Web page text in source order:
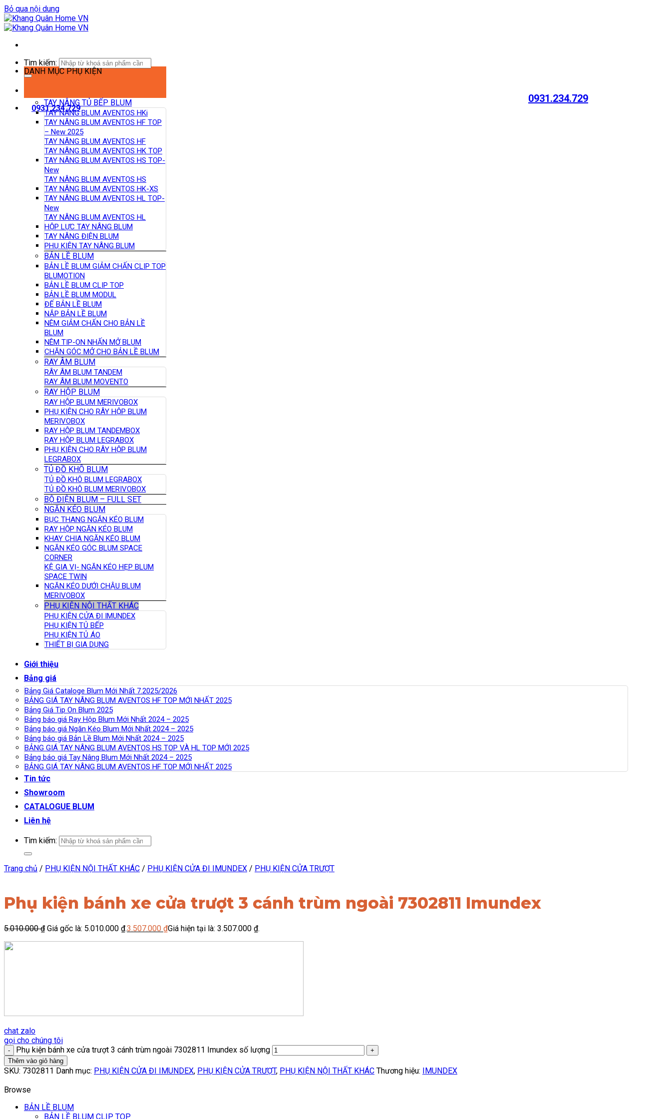
Bỏ qua nội dung
Tìm kiếm:
0931.234.729
0931.234.729
DANH MỤC PHỤ KIỆN
TAY NÂNG TỦ BẾP BLUM
TAY NÂNG BLUM AVENTOS HKi
TAY NÂNG BLUM AVENTOS HF TOP
– New 2025
TAY NÂNG BLUM AVENTOS HF
TAY NÂNG BLUM AVENTOS HK TOP
TAY NÂNG BLUM AVENTOS HS TOP-
New
TAY NÂNG BLUM AVENTOS HS
TAY NÂNG BLUM AVENTOS HK-XS
TAY NÂNG BLUM AVENTOS HL TOP-
New
TAY NÂNG BLUM AVENTOS HL
HỘP LỰC TAY NÂNG BLUM
TAY NÂNG ĐIỆN BLUM
PHỤ KIỆN TAY NÂNG BLUM
BẢN LỀ BLUM
BẢN LỀ BLUM GIẢM CHẤN CLIP TOP
BLUMOTION
BẢN LỀ BLUM CLIP TOP
BẢN LỀ BLUM MODUL
ĐẾ BẢN LỀ BLUM
NẮP BẢN LỀ BLUM
NÊM GIẢM CHẤN CHO BẢN LỀ
BLUM
NÊM TIP-ON NHẤN MỞ BLUM
CHẶN GÓC MỞ CHO BẢN LỀ BLUM
RAY ÂM BLUM
RÂY ÂM BLUM TANDEM
RAY ÂM BLUM MOVENTO
RAY HỘP BLUM
RAY HỘP BLUM MERIVOBOX
PHỤ KIỆN CHO RÂY HỘP BLUM
MERIVOBOX
RAY HỘP BLUM TANDEMBOX
RAY HỘP BLUM LEGRABOX
PHỤ KIỆN CHO RÂY HỘP BLUM
LEGRABOX
TỦ ĐỒ KHÔ BLUM
TỦ ĐỒ KHÔ BLUM LEGRABOX
TỦ ĐỒ KHÔ BLUM MERIVOBOX
BỘ ĐIỆN BLUM – FULL SET
NGĂN KÉO BLUM
BỤC THANG NGĂN KÉO BLUM
RAY HỘP NGĂN KÉO BLUM
KHAY CHIA NGĂN KÉO BLUM
NGĂN KÉO GÓC BLUM SPACE
CORNER
KỆ GIA VỊ- NGĂN KÉO HẸP BLUM
SPACE TWIN
NGĂN KÉO DƯỚI CHẬU BLUM
MERIVOBOX
PHỤ KIỆN NỘI THẤT KHÁC
PHỤ KIỆN CỬA ĐI IMUNDEX
PHỤ KIỆN TỦ BẾP
PHỤ KIỆN TỦ ÁO
THIẾT BỊ GIA DỤNG
Giới thiệu
Bảng giá
Bảng Giá Cataloge Blum Mới Nhất 7.2025/2026
BẢNG GIÁ TAY NÂNG BLUM AVENTOS HF TOP MỚI NHẤT 2025
Bảng Giá Tip On Blum 2025
Bảng báo giá Ray Hộp Blum Mới Nhất 2024 – 2025
Bảng báo giá Ngăn Kéo Blum Mới Nhất 2024 – 2025
Bảng báo giá Bản Lề Blum Mới Nhất 2024 – 2025
BẢNG GIÁ TAY NÂNG BLUM AVENTOS HS TOP VÀ HL TOP MỚI 2025
Bảng báo giá Tay Nâng Blum Mới Nhất 2024 – 2025
BẢNG GIÁ TAY NÂNG BLUM AVENTOS HF TOP MỚI NHẤT 2025
Tin tức
Showroom
CATALOGUE BLUM
Liên hệ
Tìm kiếm:
Trang chủ / PHỤ KIỆN NỘI THẤT KHÁC / PHỤ KIỆN CỬA ĐI IMUNDEX / PHỤ KIỆN CỬA TRƯỢT
Phụ kiện bánh xe cửa trượt 3 cánh trùm ngoài 7302811 Imundex
5.010.000₫ Giá gốc là: 5.010.000 ₫.3.507.000 ₫Giá hiện tại là: 3.507.000 ₫.
chat zalo
gọi cho chúng tôi
Phụ kiện bánh xe cửa trượt 3 cánh trùm ngoài 7302811 Imundex số lượng
Thêm vào giỏ hàng
SKU: 7302811 Danh mục: PHỤ KIỆN CỬA ĐI IMUNDEX, PHỤ KIỆN CỬA TRƯỢT, PHỤ KIỆN NỘI THẤT KHÁC Thương hiệu: IMUNDEX
Browse
BẢN LỀ BLUM
BẢN LỀ BLUM CLIP TOP